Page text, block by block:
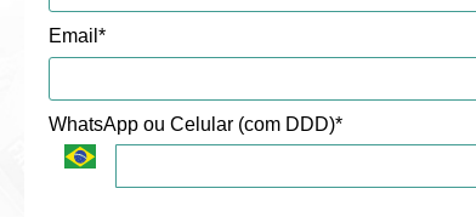
Email*
WhatsApp ou Celular (com DDD)*